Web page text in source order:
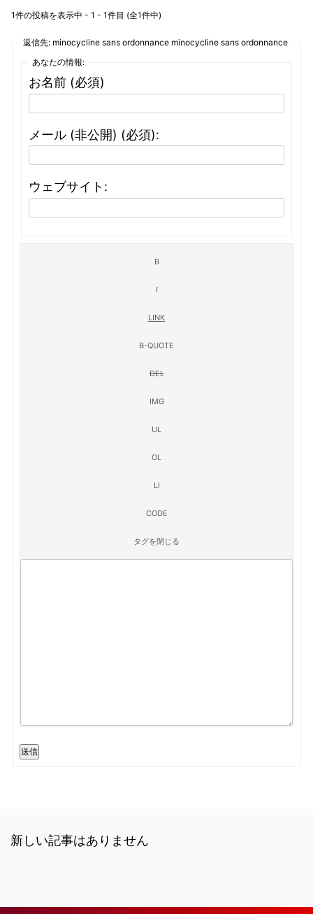
1件の投稿を表示中 - 1 - 1件目 (全1件中)
返信先: minocycline sans ordonnance minocycline sans ordonnance
あなたの情報:
お名前 (必須)
メール (非公開) (必須):
ウェブサイト:
送信
新しい記事はありません